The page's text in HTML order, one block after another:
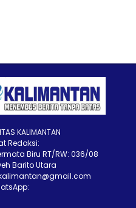
KALIMANTAN
Redaksi:
Biru RT/RW: 036/08
Barito Utara